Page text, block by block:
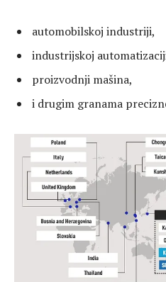
automobilskoj industriji,
industrijskoj
proizvodnji mašina,
i drugim granama